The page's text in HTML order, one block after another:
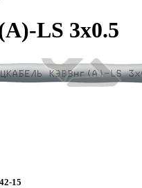
LS 3х0.5
15